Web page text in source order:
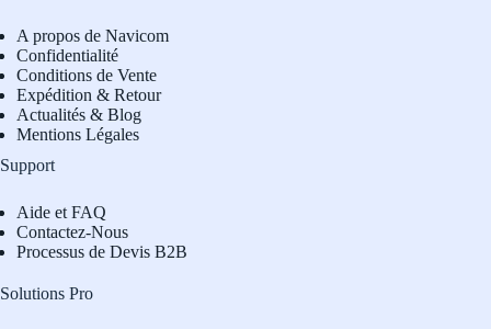
A propos de Navicom
Confidentialité
Conditions de Vente
Expédition & Retour
Actualités & Blog
Mentions Légales
Support
Aide et FAQ
Contactez-Nous
Processus de Devis B2B
Solutions Pro